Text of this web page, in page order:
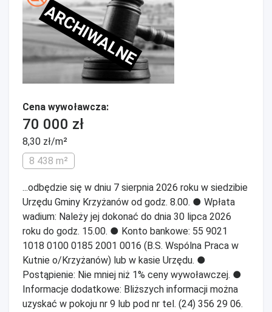
ARCHIWALNE
Cena wywoławcza:
70 000 zł
8,30 zł/m²
8 438 m²
...odbędzie się w dniu 7 sierpnia 2026 roku w siedzibie
Urzędu Gminy Krzyżanów od godz. 8.00. ● Wpłata
wadium: Należy jej dokonać do dnia 30 lipca 2026
roku do godz. 15.00. ● Konto bankowe: 55 9021
1018 0100 0185 2001 0016 (B.S. Wspólna Praca w
Kutnie o/Krzyżanów) lub w kasie Urzędu. ●
Postąpienie: Nie mniej niż 1% ceny wywoławczej. ●
Informacje dodatkowe: Bliższych informacji można
uzyskać w pokoju nr 9 lub pod nr tel. (24) 356 29 06.